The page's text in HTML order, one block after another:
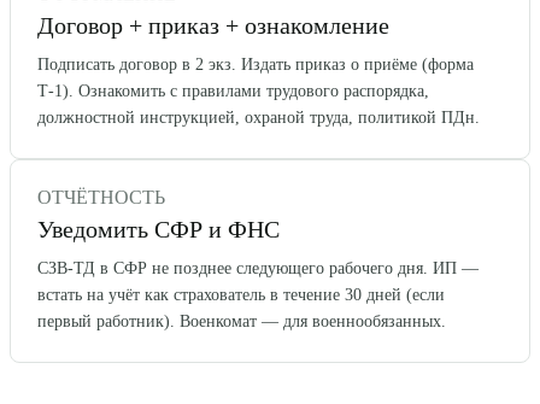
Договор + приказ + ознакомление
Подписать договор в 2 экз. Издать приказ о приёме (форма
Т-1). Ознакомить с правилами трудового распорядка,
должностной инструкцией, охраной труда, политикой ПДн.
ОТЧЁТНОСТЬ
Уведомить СФР и ФНС
СЗВ-ТД в СФР не позднее следующего рабочего дня. ИП —
встать на учёт как страхователь в течение 30 дней (если
первый работник). Военкомат — для военнообязанных.